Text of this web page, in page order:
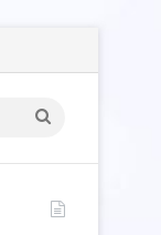
ara...